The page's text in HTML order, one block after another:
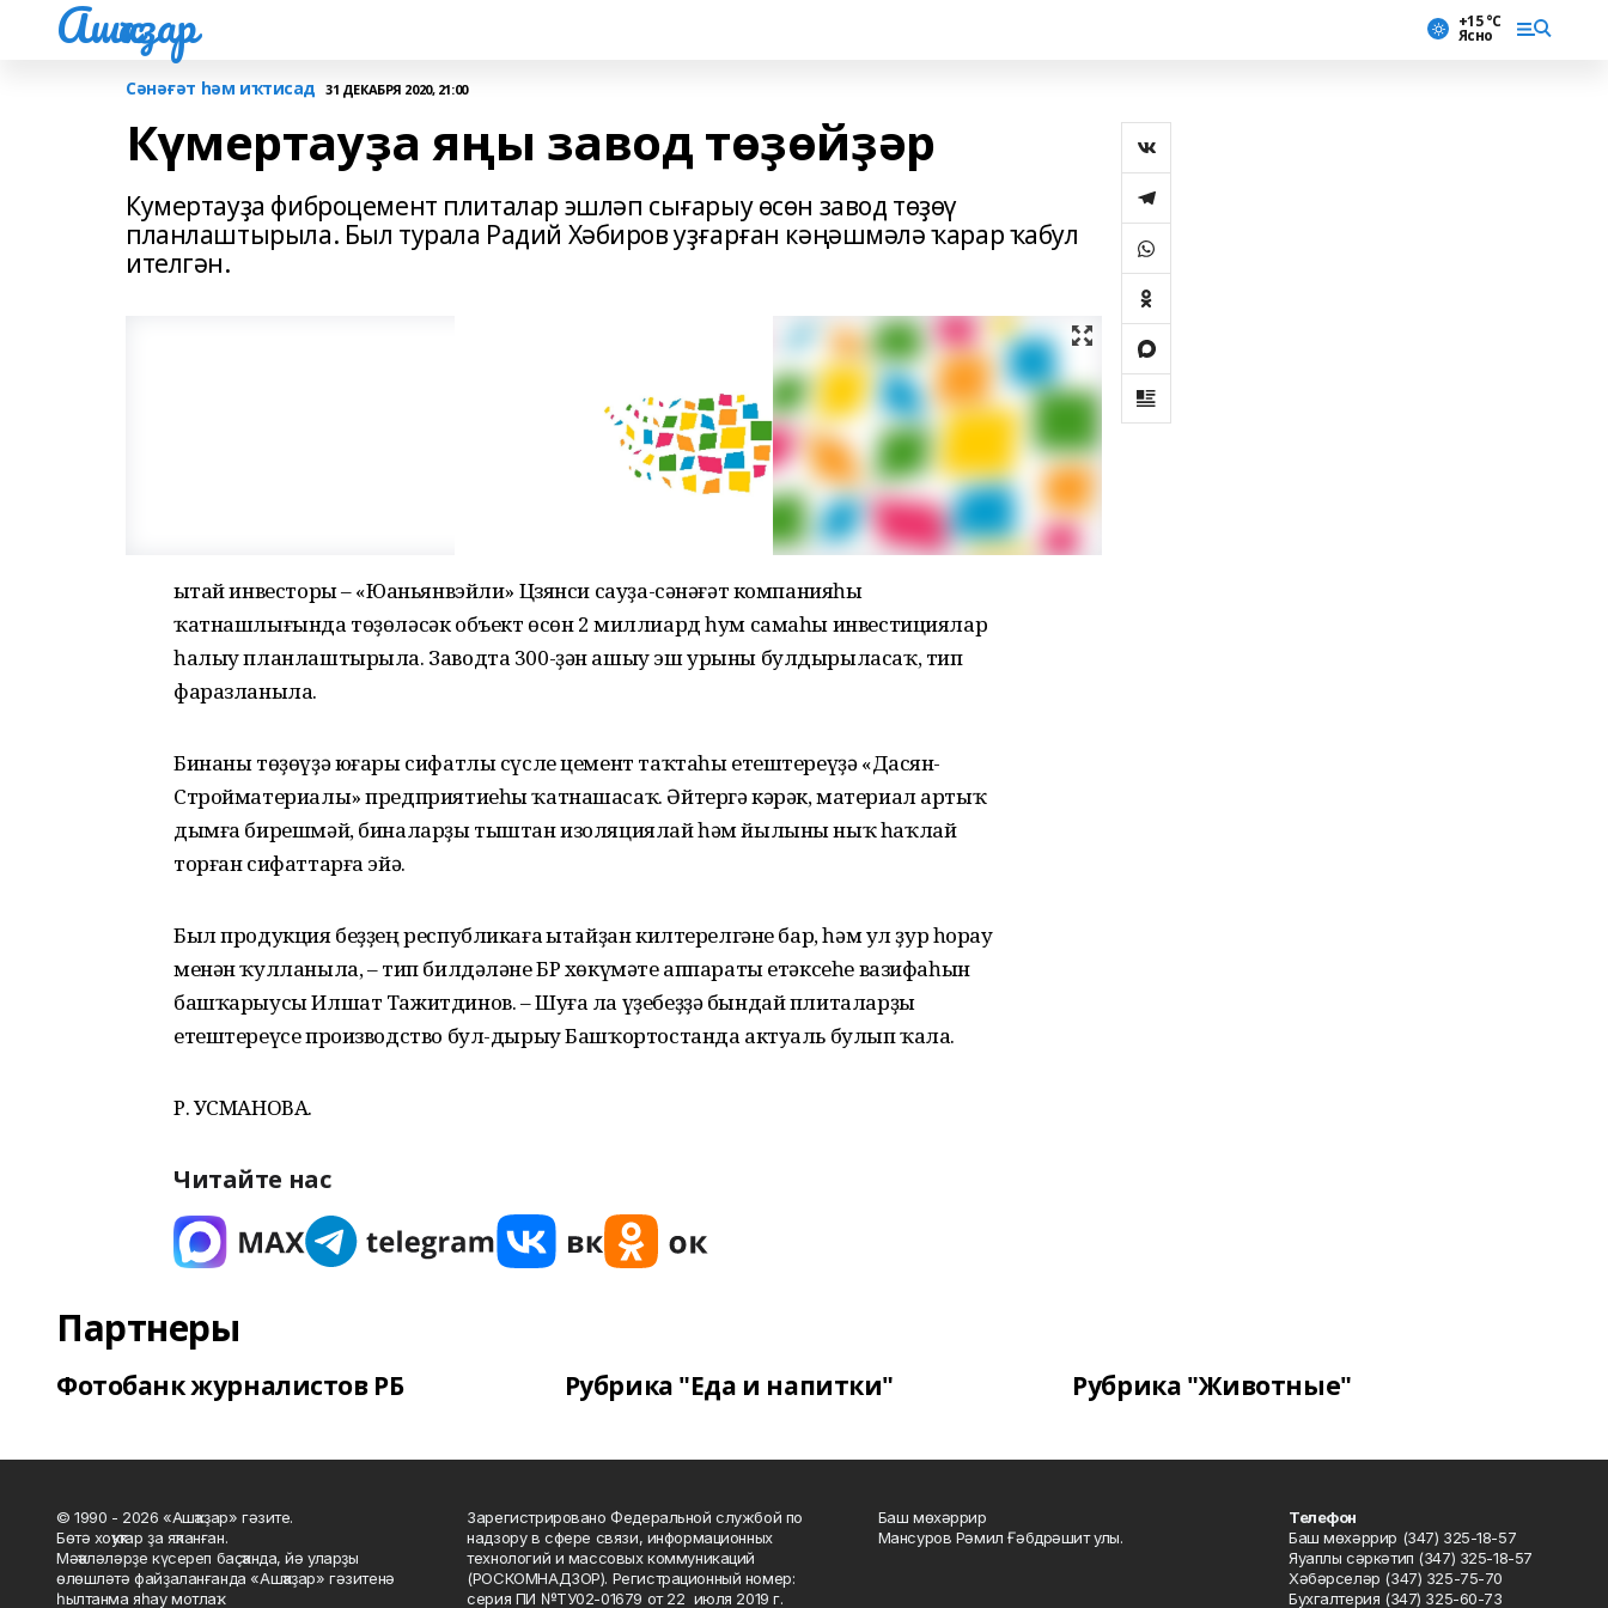
Ашҡаҙар +15 °С
Ясно
Сәнәғәт һәм иҡтисад 31 ДЕКАБРЯ 2020, 21:00
Күмертауҙа яңы завод төҙөйҙәр
Кумертауҙа фиброцемент плиталар эшләп сығарыу өсөн завод төҙөү
планлаштырыла. Был турала Радий Хәбиров уҙғарған кәңәшмәлә ҡарар ҡабул
ителгән.
Ҡытай инвесторы – «Юаньянвэйли» Цзянси сауҙа-сәнәғәт компанияһы
ҡатнашлығында төҙөләсәк объект өсөн 2 миллиард һум самаһы инвестициялар
һалыу планлаштырыла. Заводта 300-ҙән ашыу эш урыны булдырыласаҡ, тип
фаразланыла.
Бинаны төҙөүҙә юғары сифатлы сүсле цемент таҡтаһы етештереүҙә «Дасян-
Стройматериалы» предприятиеһы ҡатнашасаҡ. Әйтергә кәрәк, материал артыҡ
дымға бирешмәй, биналарҙы тыштан изоляциялай һәм йылыны ныҡ һаҡлай
торған сифаттарға эйә.
Был продукция беҙҙең республикаға Ҡытайҙан килтерелгәне бар, һәм ул ҙур һорау
менән ҡулланыла, – тип билдәләне БР хөкүмәте аппараты етәксеһе вазифаһын
башҡарыусы Илшат Тажитдинов. – Шуға ла үҙебеҙҙә бындай плиталарҙы
етештереүсе производство бул-дырыу Башҡортостанда актуаль булып ҡала.
Р. УСМАНОВА.
Читайте нас
Партнеры
Фотобанк журналистов РБ Рубрика "Еда и напитки" Рубрика "Животные"
© 1990 - 2026 «Ашҡаҙар» гәзите.
Бөтә хоҡуҡтар ҙа яҡланған.
Мәҡәләләрҙе күсереп баҫҡанда, йә уларҙы
өлөшләтә файҙаланғанда «Ашҡаҙар» гәзитенә
һылтанма яһау мотлаҡ.
Зарегистрировано Федеральной службой по
надзору в сфере связи, информационных
технологий и массовых коммуникаций
(РОСКОМНАДЗОР). Регистрационный номер:
серия ПИ №ТУ02-01679 от 22 июля 2019 г.
Баш мөхәррир
Мансуров Рәмил Ғәбдрәшит улы.
Телефон
Баш мөхәррир (347) 325-18-57
Яуаплы сәркәтип (347) 325-18-57
Хәбәрселәр (347) 325-75-70
Бухгалтерия (347) 325-60-73